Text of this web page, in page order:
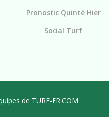
Pronostic Quinté Hier
Social Turf
de TURF-FR.COM